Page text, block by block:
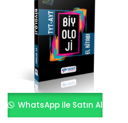
WhatsApp ile Satın Al